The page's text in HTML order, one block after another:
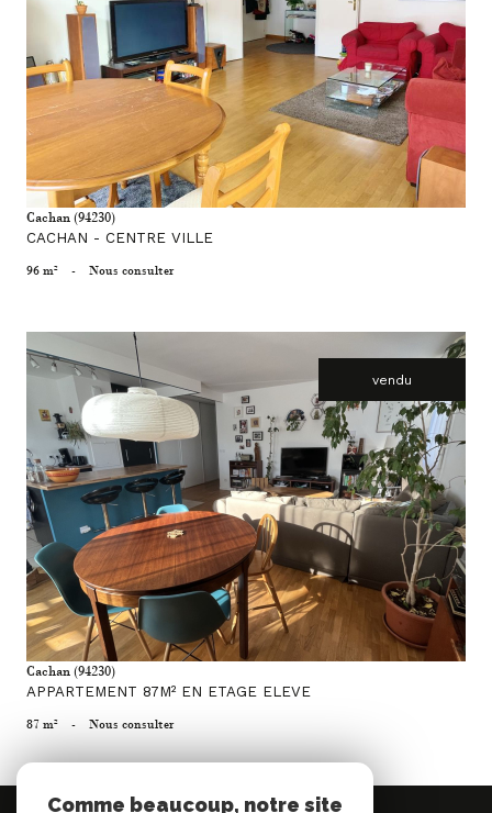
voir le bien
Cachan (94230)
CACHAN - CENTRE VILLE
96 m² - Nous consulter
vendu
voir le bien
Cachan (94230)
APPARTEMENT 87M² EN ETAGE ELEVE
87 m² - Nous consulter
Se
Comme beaucoup, notre site